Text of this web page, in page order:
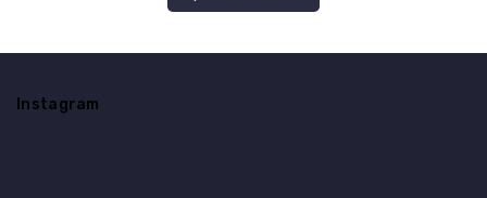
Instagram